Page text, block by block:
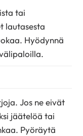
tai
lautasesta
Hyödynnä
Jos ne eivät
jäätelöä tai
Pyöräytä